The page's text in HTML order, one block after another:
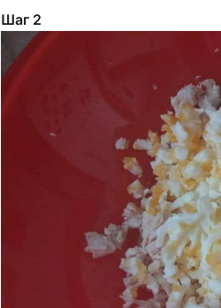
Шаг 2